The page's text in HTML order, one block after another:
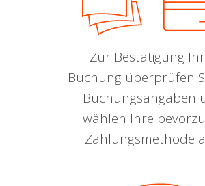
Zur Bestätigung
Buchung überprüfen
Buchungsangaben
wählen Ihre
Zahlungsmethode